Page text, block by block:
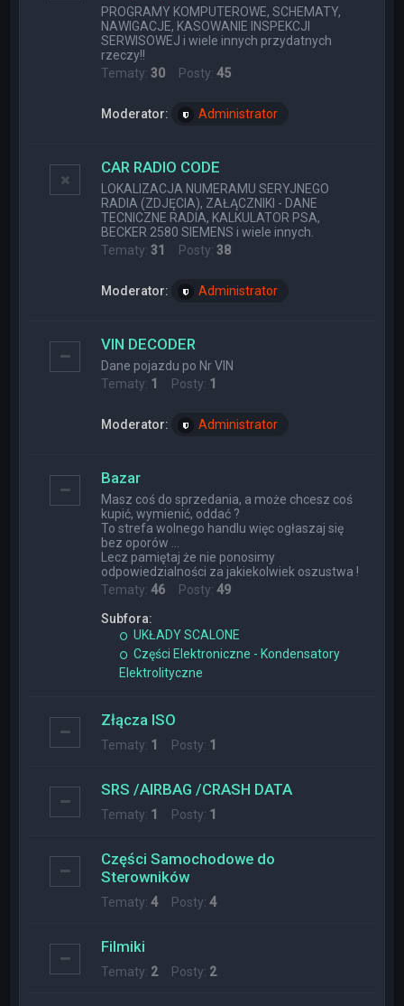
PROGRAMY KOMPUTEROWE, SCHEMATY,
NAWIGACJE, KASOWANIE INSPEKCJI
SERWISOWEJ i wiele innych przydatnych
rzeczy!!
Tematy:30 Posty:45
Moderator: Administrator
CAR RADIO CODE
LOKALIZACJA NUMERAMU SERYJNEGO
RADIA (ZDJĘCIA), ZAŁĄCZNIKI - DANE
TECNICZNE RADIA, KALKULATOR PSA,
BECKER 2580 SIEMENS i wiele innych.
Tematy:31 Posty:38
Moderator: Administrator
VIN DECODER
Dane pojazdu po Nr VIN
Tematy: 1 Posty: 1
Moderator: Administrator
Bazar
Masz coś do sprzedania, a może chcesz coś
kupić, wymienić, oddać ?
To strefa wolnego handlu więc ogłaszaj się
bez oporów ...
Lecz pamiętaj że nie ponosimy
odpowiedzialności za jakiekolwiek oszustwa !
Tematy:46 Posty:49
Subfora:
UKŁADY SCALONE
Części Elektroniczne - Kondensatory
Elektrolityczne
Złącza ISO
Tematy: 1 Posty: 1
SRS /AIRBAG /CRASH DATA
Tematy: 1 Posty: 1
Części Samochodowe do
Sterowników
Tematy:4Posty:4
Filmiki
Tematy: 2Posty: 2